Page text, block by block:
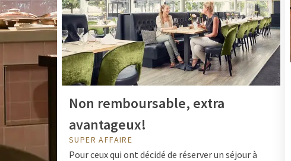
Non remboursable, extra
avantageux!
SUPER AFFAIRE
Pour ceux qui ont décidé de réserver un séjour à